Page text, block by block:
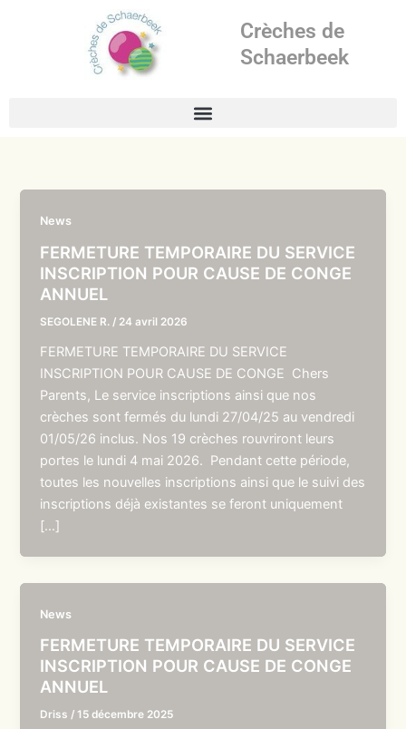
Crèches de
Schaerbeek
News
FERMETURE TEMPORAIRE DU SERVICE
INSCRIPTION POUR CAUSE DE CONGE
ANNUEL
SEGOLENE R. / 24 avril 2026
FERMETURE TEMPORAIRE DU SERVICE
INSCRIPTION POUR CAUSE DE CONGE Chers
Parents, Le service inscriptions ainsi que nos
crèches sont fermés du lundi 27/04/25 au vendredi
01/05/26 inclus. Nos 19 crèches rouvriront leurs
portes le lundi 4 mai 2026. Pendant cette période,
toutes les nouvelles inscriptions ainsi que le suivi des
inscriptions déjà existantes se feront uniquement
[…]
News
FERMETURE TEMPORAIRE DU SERVICE
INSCRIPTION POUR CAUSE DE CONGE
ANNUEL
Driss /15 décembre 2025